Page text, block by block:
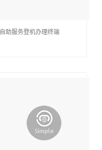
自助服务登机办理终端